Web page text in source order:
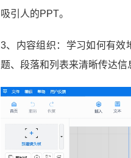
吸引人的PPT。
3、内容组织：学习如何有效
题、段落和列表来清晰传达信